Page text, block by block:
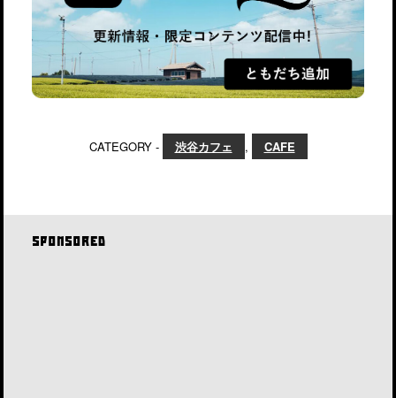
CATEGORY - 渋谷カフェ , CAFE
SPONSORED